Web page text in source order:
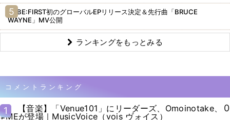
BE:FIRST初のグローバルEPリリース決定＆先行曲「BRUCE
WAYNE」MV公開
ランキングをもっとみる
コメントランキング
1
【音楽】「Venue101」にリーダーズ、Omoinotake、
≠MEが登場｜MusicVoice（vois ヴォイス）
0